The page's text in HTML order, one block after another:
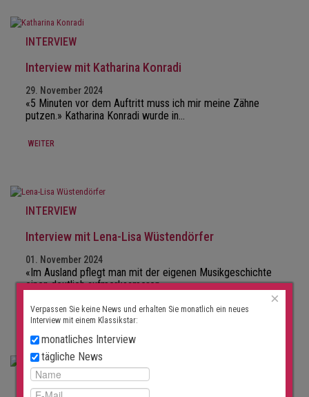
INTERVIEW
Interview mit Katharina Konradi
29. November 2024
«5 Minuten vor dem Auftritt muss ich mir meine Zähne
putzen.» Katharina Konradi wurde in…
WEITER
INTERVIEW
Interview mit Lena-Lisa Wüstendörfer
01. November 2024
«Im Ausland pflegt man mit der eigenen Musikgeschichte
einen deutlich aufmerksameren…
WEITER
INTERVIEW
×
Verpassen Sie keine News und erhalten Sie monatlich ein neues
Interview mit einem Klassikstar:
monatliches Interview
tägliche News